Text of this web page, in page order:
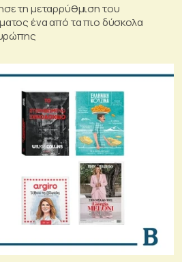
τη μεταρρύθμιση του
ένα από τα πιο δύσκολα